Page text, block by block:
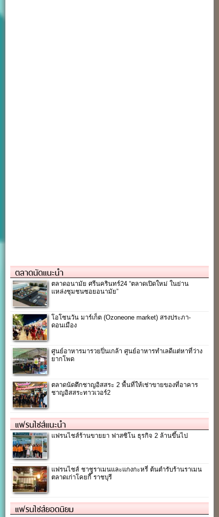
ตลาดนัดแนะนำ
ตลาดอนามัย ศรีนครินทร์24 “ตลาดเปิดใหม่ ในย่าน
แหล่งชุมชนซอยอนามัย”
โอโซนวัน มาร์เก็ต (Ozoneone market) สรงประภา-
ดอนเมือง
ศูนย์อาหารมารวยปิ่นเกล้า ศูนย์อาหารทำเลดีแต่หาที่ว่าง
ยากโพด
ตลาดนัดตึกชาญอิสสระ 2 พื้นที่ให้เช่าขายของที่อาคาร
ชาญอิสสระทาวเวอร์2
แฟรนไชส์แนะนำ
แฟรนไชส์ร้านขายยา ฟาสซิโน ธุรกิจ 2 ล้านขึ้นไป
แฟรนไชส์ ชาชูราเมนและแกงกะหรี่ ต้นตำรับร้านราเมน
ตลาดเก่าโคยกี๊ ราชบุรี
แฟรนไชส์ยอดนิยม